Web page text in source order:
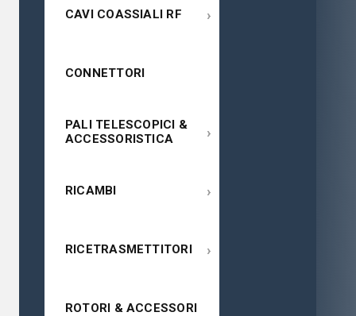
CAVI COASSIALI RF ›
CONNETTORI
PALI TELESCOPICI &
ACCESSORISTICA
›
RICAMBI ›
RICETRASMETTITORI ›
ROTORI & ACCESSORI